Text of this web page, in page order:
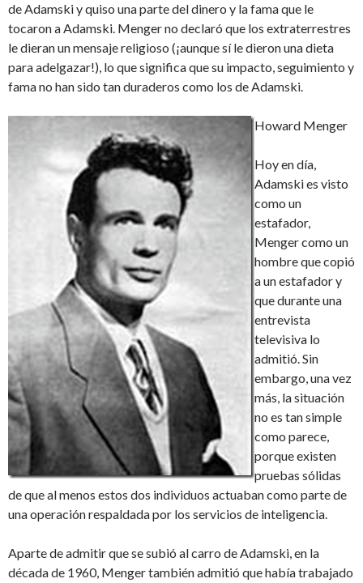
de Adamski y quiso una parte del dinero y la fama que le
tocaron a Adamski. Menger no declaró que los extraterrestres
le dieran un mensaje religioso (¡aunque sí le dieron una dieta
para adelgazar!), lo que significa que su impacto, seguimiento y
fama no han sido tan duraderos como los de Adamski.
Howard Menger
Hoy en día,
Adamski es visto
como un
estafador,
Menger como un
hombre que copió
a un estafador y
que durante una
entrevista
televisiva lo
admitió. Sin
embargo, una vez
más, la situación
no es tan simple
como parece,
porque existen
pruebas sólidas
de que al menos estos dos individuos actuaban como parte de
una operación respaldada por los servicios de inteligencia.
Aparte de admitir que se subió al carro de Adamski, en la
década de 1960, Menger también admitió que había trabajado